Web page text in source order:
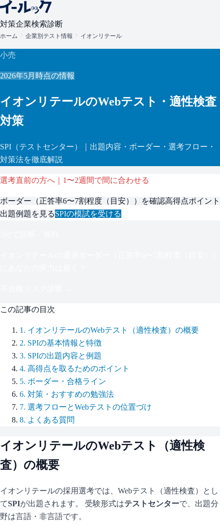
対策企業検索診断
ホーム 企業別テスト情報 イオンリテール
小売
2026年5月 時点の情報
イオンリテールのWebテスト・適性検査
対策
SPI （テストセンター）
｜出題内容・ボーダー・選考フロー・
対策法を徹底解説
選考直前の方へ｜1〜2週間で間に合わせる
ボーダー（正答率6〜7割程度（目安） ）を確認高得点ポイント
出題例題を見るSPIの模試を受ける
この記事の目次
1 . イオンリテールのWebテスト（適性検査）の概要
2. SPIの基本情報と特徴
3. SPIの出題内容と例題
4. 高得点を取るためのポイント
5. ボーダー・合格ライン
6. 対策・おすすめの勉強法
7. 選考フローとWebテストの位置づけ
8. よくある質問
イオンリテールのWebテスト（適性検
査）の概要
イオンリテールの採用選考では、Webテスト（適性検査）とし
てSPIが出題されます。 受験形式はテストセンターで、 出題分
野は言語・非言語です。